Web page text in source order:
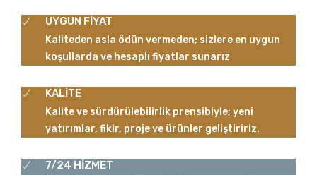
UYGUN FİYAT
Kaliteden asla ödün vermeden; sizlere en uygun
koşullarda ve hesaplı fiyatlar sunarız
KALİTE
Kalite ve sürdürülebilirlik prensibiyle; yeni
yatırımlar, fikir, proje ve ürünler geliştiririz.
7/24 HİZMET